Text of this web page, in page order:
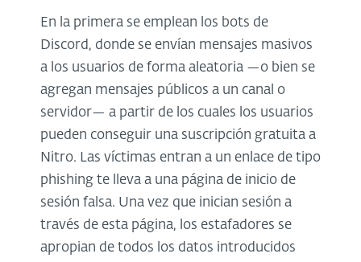
En la primera se emplean los bots de
Discord, donde se envían mensajes masivos
a los usuarios de forma aleatoria —o bien se
agregan mensajes públicos a un canal o
servidor— a partir de los cuales los usuarios
pueden conseguir una suscripción gratuita a
Nitro. Las víctimas entran a un enlace de tipo
phishing te lleva a una página de inicio de
sesión falsa. Una vez que inician sesión a
través de esta página, los estafadores se
apropian de todos los datos introducidos